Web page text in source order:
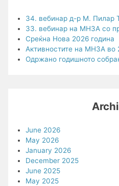
34. вебинар д-р М. Пилар
33. вебинар на МНЗА со
Среќна Нова 2026 година
Активностите на МНЗА во
Одржано годишното
June 2026
May 2026
January 2026
December 2025
June 2025
May 2025